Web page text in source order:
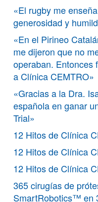
«El rugby me
generosidad y
«En el Pirineo
me dijeron que no
operaban. Entonces
a Clínica CEMTRO»
«Gracias a la Dra.
española en ganar
Trial»
12 Hitos de Clínica
12 Hitos de Clínica
12 Hitos de Clínica
365 cirugías de
SmartRobotics™ en